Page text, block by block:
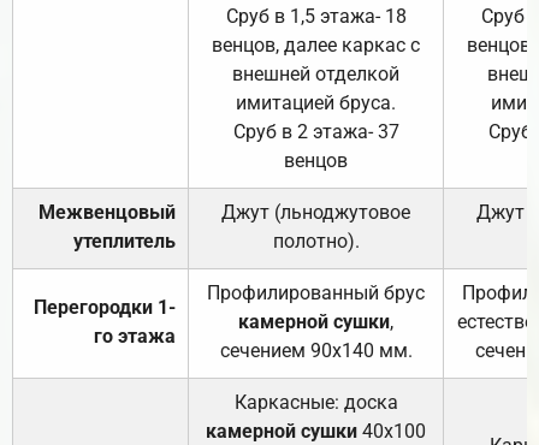
Сруб в 1,5 этажа- 18
венцов, далее каркас с
внешней отделкой
имитацией бруса.
Сруб в 2 этажа- 37
венцов
Сруб
Сруб
Межвенцовый
утеплитель
Джут (льноджутовое
полотно).
Джут
Перегородки 1-
го этажа
Профилированный брус
камерной сушки,
сечением 90х140 мм.
Каркасные: доска
камерной сушки 40х100